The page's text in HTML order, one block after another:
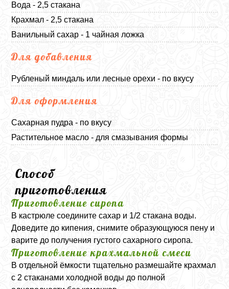
Вода - 2,5 стакана
Крахмал - 2,5 стакана
Ванильный сахар - 1 чайная ложка
Для добавления
Рубленый миндаль или лесные орехи - по вкусу
Для оформления
Сахарная пудра - по вкусу
Растительное масло - для смазывания формы
Способ
приготовления
Приготовление сиропа
В кастрюле соедините сахар и 1/2 стакана воды.
Доведите до кипения, снимите образующуюся пену и
варите до получения густого сахарного сиропа.
Приготовление крахмальной смеси
В отдельной ёмкости тщательно размешайте крахмал
с 2 стаканами холодной воды до полной